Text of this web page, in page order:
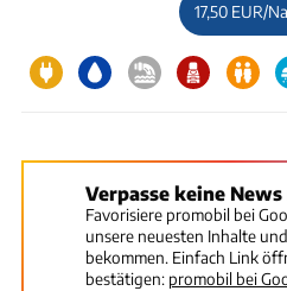
17,50 EUR/
Verpasse keine
Favorisiere promobil bei
unsere neuesten Inhalte
bekommen. Einfach Link
bestätigen: promobil bei